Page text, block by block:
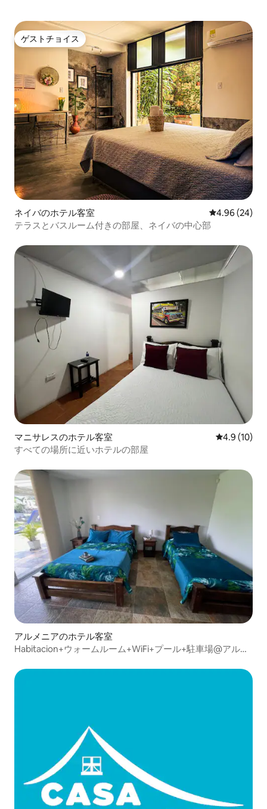
ゲストチョイス
ゲストチョイス
ネイバのホテル客室 レビュー24
4.96 (24)
テラスとバスルーム付きの部屋、ネイバの中心部
マニサレスのホテル客室 レビュー10
4.9 (10)
すべての場所に近いホテルの部屋
アルメニアのホテル客室
Habitacion+ウォームルーム+WiFi+プール+駐車場@アルメ